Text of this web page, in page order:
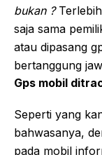
bukan ?Terlebih
saja sama
atau dipasang
bertanggung
Gps mobil
Seperti yang
bahwasanya,
pada mobil